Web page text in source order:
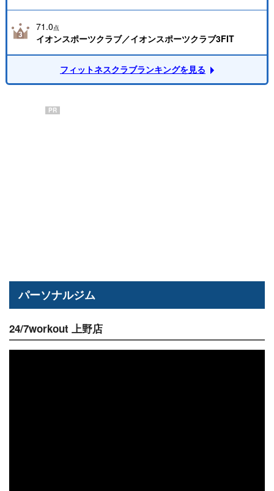
71.0点
イオンスポーツクラブ／イオンスポーツクラブ3FIT
フィットネスクラブランキングを見る
PR
パーソナルジム
24/7workout 上野店